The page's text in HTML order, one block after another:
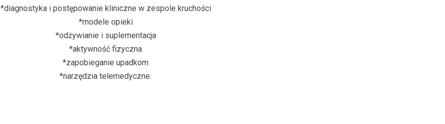
*diagnostyka i postępowanie kliniczne w zespole kruchości
*modele opieki
*odżywianie i suplementacja
*aktywność fizyczna
*zapobieganie upadkom
*narzędzia telemedyczne.